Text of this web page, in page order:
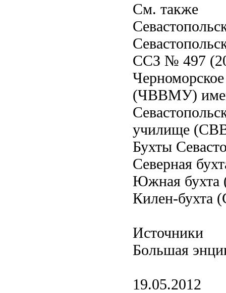
См. также
ССЗ № 497
(ЧВВМУ)
училище
Бухты
Северная
Южная бухта
Килен-бухта
Источники
Большая
19.05.2012